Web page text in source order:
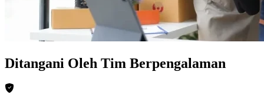
Ditangani Oleh Tim Berpengalaman